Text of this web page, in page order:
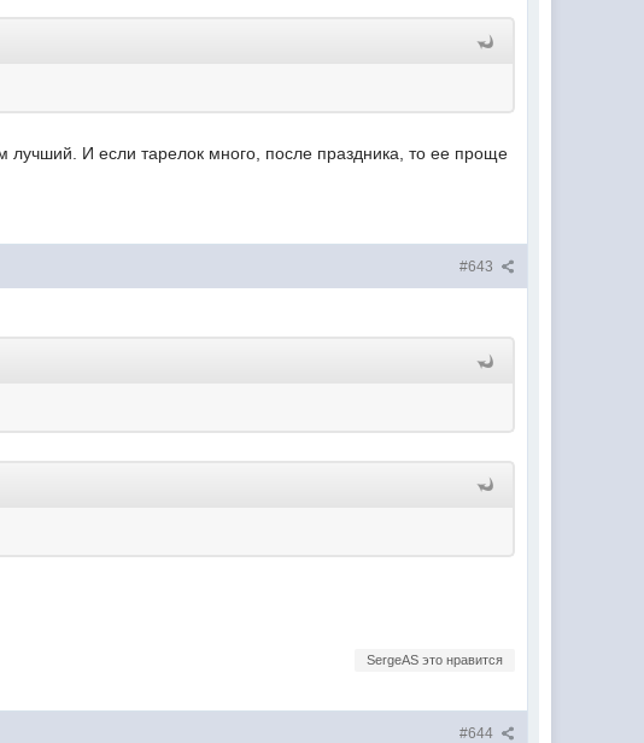
И если тарелок много, после праздника, то ее проще
#643
SergeAS это нравится
#644